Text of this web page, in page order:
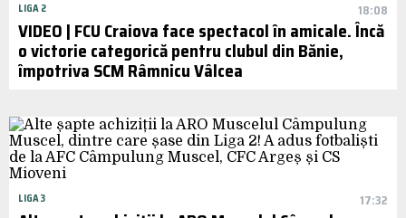
LIGA 2 18:08
VIDEO | FCU Craiova face spectacol în amicale. Încă
o victorie categorică pentru clubul din Bănie,
împotriva SCM Râmnicu Vâlcea
LIGA 3 17:32